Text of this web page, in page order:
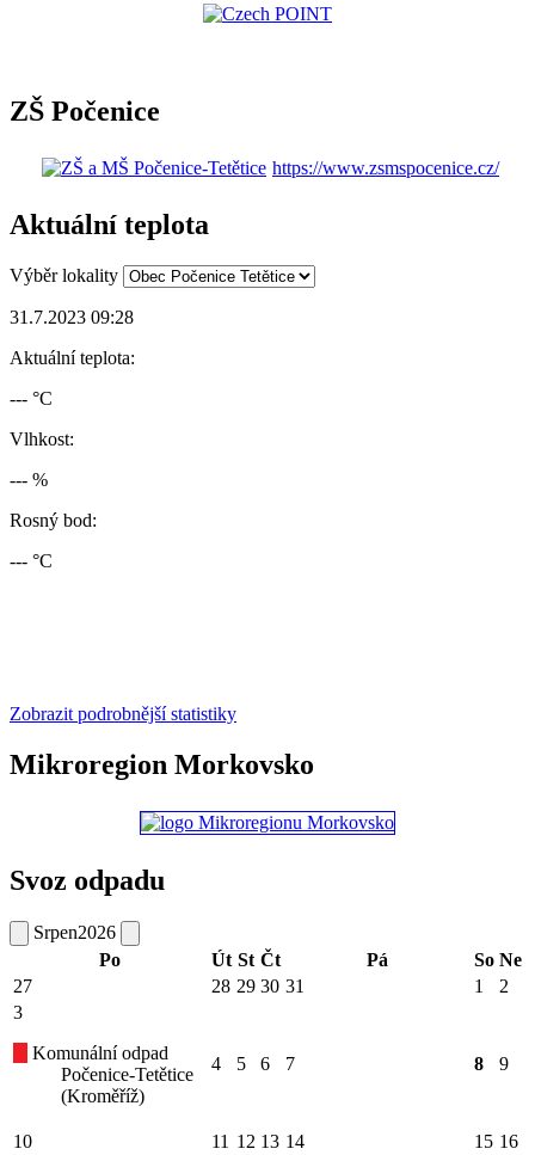
ZŠ Počenice
https://www.zsmspocenice.cz/
Aktuální teplota
Výběr lokality
31.7.2023 09:28
Aktuální teplota:
--- °C
Vlhkost:
--- %
Rosný bod:
--- °C
Zobrazit podrobnější statistiky
Mikroregion Morkovsko
Svoz odpadu
Srpen2026
Po
Út St Čt Pá So Ne
27
28 29 30 31 1
2
3
Komunální odpad
Počenice-Tetětice
(Kroměříž)
4 5 6 7 8 9
10 11 12 13 14 15 16